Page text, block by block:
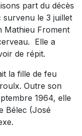
part du décès
survenu le 3 juillet
Mathieu Froment
Elle a
de répit.
la fille de feu
Outre son
1964, elle
Bélec (José